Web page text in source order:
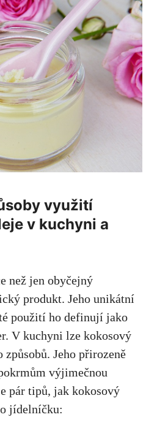
využití
v kuchyni ​a
než jen obyčejný
produkt. ⁣Jeho ⁤unikátní
použití⁣ ho definují jako
V kuchyni lze kokosový
Jeho přirozeně
výjimečnou
pár‌ tipů, jak kokosový
jídelníčku: